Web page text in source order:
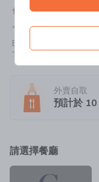
付款前輸入優惠碼：
今天:08:00-21:30
B2/F, K11 Musea,
Tsui
外賣自取
預計於 10
請選擇餐廳